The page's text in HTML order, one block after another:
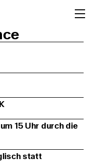
15 Uhr durch die
statt